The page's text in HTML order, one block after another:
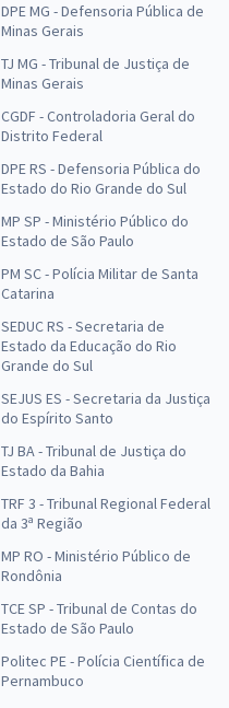
DPE MG - Defensoria Pública de
Minas Gerais
TJ MG - Tribunal de Justiça de
Minas Gerais
CGDF - Controladoria Geral do
Distrito Federal
DPE RS - Defensoria Pública do
Estado do Rio Grande do Sul
MP SP - Ministério Público do
Estado de São Paulo
PM SC - Polícia Militar de Santa
Catarina
SEDUC RS - Secretaria de
Estado da Educação do Rio
Grande do Sul
SEJUS ES - Secretaria da Justiça
do Espírito Santo
TJ BA - Tribunal de Justiça do
Estado da Bahia
TRF 3 - Tribunal Regional Federal
da 3ª Região
MP RO - Ministério Público de
Rondônia
TCE SP - Tribunal de Contas do
Estado de São Paulo
Politec PE - Polícia Científica de
Pernambuco